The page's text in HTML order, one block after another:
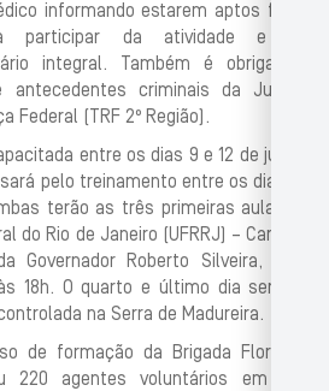
informando estarem aptos física
participar da atividade e ter
integral. Também é obrigatório
antecedentes criminais da Justiça
Federal (TRF 2º Região).
entre os dias 9 e 12 de junho.
pelo treinamento entre os dias 21,
terão as três primeiras aulas na
do Rio de Janeiro (UFRRJ) – Campus
Governador Roberto Silveira, s/nº,
18h. O quarto e último dia será de
na Serra de Madureira.
de formação da Brigada Florestal
220 agentes voluntários em oito